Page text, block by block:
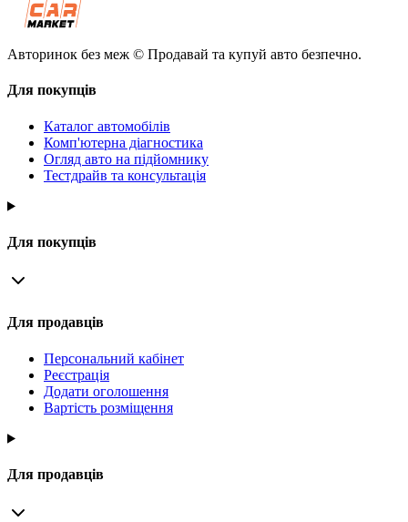
Авторинок без меж © Продавай та купуй авто безпечно.
Для покупців
Каталог автомобілів
Комп'ютерна діагностика
Огляд авто на підйомнику
Тестдрайв та консультація
Для покупців
Для продавців
Персональний кабінет
Реєстрація
Додати оголошення
Вартість розміщення
Для продавців